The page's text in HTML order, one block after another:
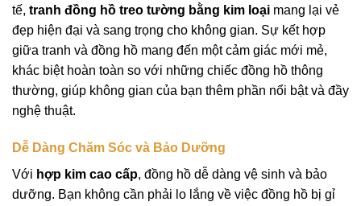
tế, tranh đồng hồ treo tường bằng kim loại mang lại vẻ
đẹp hiện đại và sang trọng cho không gian. Sự kết hợp
giữa tranh và đồng hồ mang đến một cảm giác mới mẻ,
khác biệt hoàn toàn so với những chiếc đồng hồ thông
thường, giúp không gian của bạn thêm phần nổi bật và đầy
nghệ thuật.
Dễ Dàng Chăm Sóc và Bảo Dưỡng
Với hợp kim cao cấp, đồng hồ dễ dàng vệ sinh và bảo
dưỡng. Bạn không cần phải lo lắng về việc đồng hồ bị gỉ